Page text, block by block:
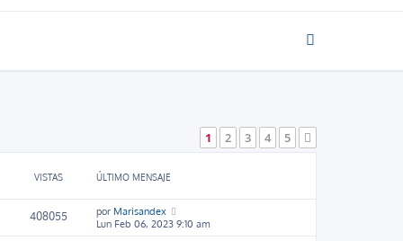
1 2 3 4 5
VISTAS ÚLTIMO MENSAJE
408055 por Marisandex
Lun Feb 06, 2023 9:10 am